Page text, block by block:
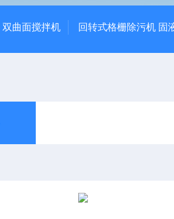
双曲面搅拌机 回转式格栅除污机 固